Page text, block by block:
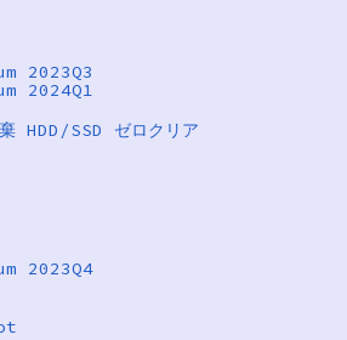
2023Q3
2024Q1
HDD/SSD ゼロクリア
2023Q4